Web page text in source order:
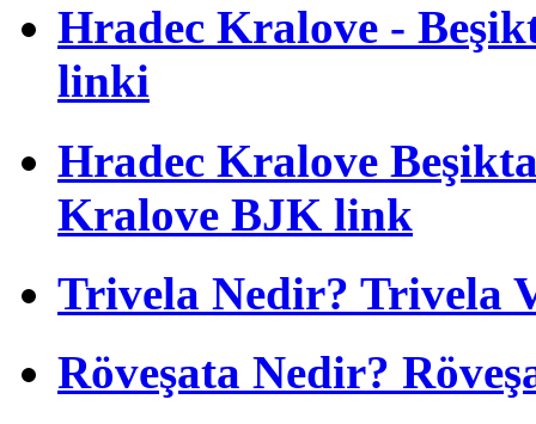
Hradec Kralove -
linki
Hradec Kralove
Kralove BJK link
Trivela Nedir? Trivela
Röveşata Nedir?